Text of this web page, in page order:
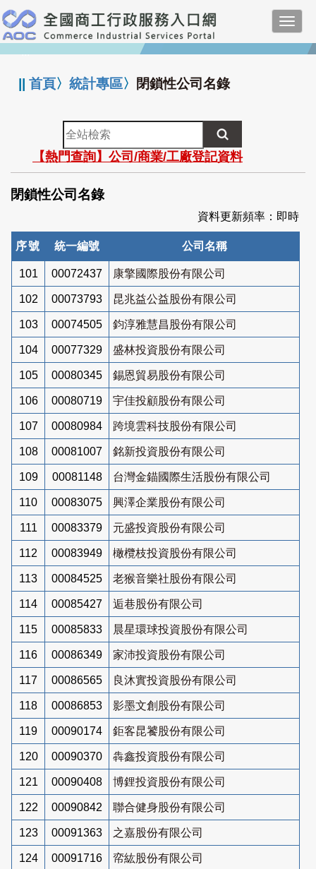
跳
到
主
要
:::
||首頁〉統計專區〉 閉鎖性公司名錄
全
站
檢
索
【熱門查詢】公司/商業/工廠登記資料
閉鎖性公司名錄
資料更新頻率：即時
序號 統一編號 公司名稱
101 00072437 康擎國際股份有限公司
102 00073793 昆兆益公益股份有限公司
103 00074505 鈞淳雅慧昌股份有限公司
104 00077329 盛林投資股份有限公司
105 00080345 錫恩貿易股份有限公司
106 00080719 宇佳投顧股份有限公司
107 00080984 跨境雲科技股份有限公司
108 00081007 銘新投資股份有限公司
109 00081148 台灣金錨國際生活股份有限公司
110 00083075 興澤企業股份有限公司
111 00083379 元盛投資股份有限公司
112 00083949 橄欖枝投資股份有限公司
113 00084525 老猴音樂社股份有限公司
114 00085427 逅巷股份有限公司
115 00085833 晨星環球投資股份有限公司
116 00086349 家沛投資股份有限公司
117 00086565 良沐實投資股份有限公司
118 00086853 影墨文創股份有限公司
119 00090174 鉅客昆饕股份有限公司
120 00090370 犇鑫投資股份有限公司
121 00090408 博鋰投資股份有限公司
122 00090842 聯合健身股份有限公司
123 00091363 之嘉股份有限公司
124 00091716 帟紘股份有限公司